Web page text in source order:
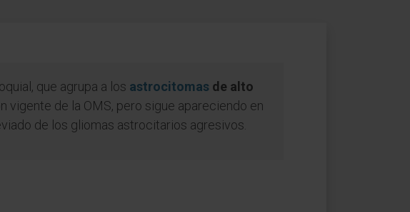
que agrupa a los astrocitomas de alto
vigente de la OMS, pero sigue apareciendo en
de los gliomas astrocitarios agresivos.